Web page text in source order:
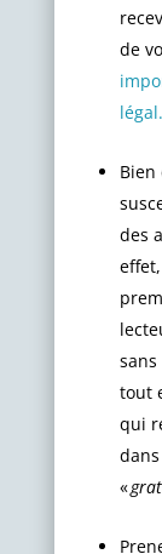
de
légal.
Bien
des
tout
qui
«